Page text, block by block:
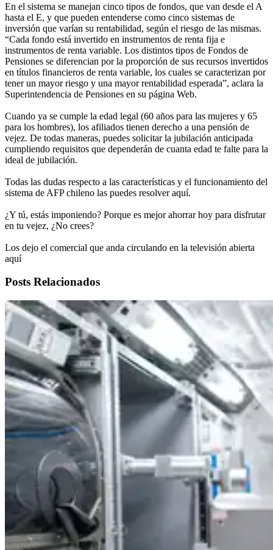
En el sistema se manejan cinco tipos de fondos, que van desde el A
hasta el E, y que pueden entenderse como cinco sistemas de
inversión que varían su rentabilidad, según el riesgo de las mismas.
“Cada fondo está invertido en instrumentos de renta fija e
instrumentos de renta variable. Los distintos tipos de Fondos de
Pensiones se diferencian por la proporción de sus recursos invertidos
en títulos financieros de renta variable, los cuales se caracterizan por
tener un mayor riesgo y una mayor rentabilidad esperada”, aclara la
Superintendencia de Pensiones en su página Web.
Cuando ya se cumple la edad legal (60 años para las mujeres y 65
para los hombres), los afiliados tienen derecho a una pensión de
vejez. De todas maneras, puedes solicitar la jubilación anticipada
cumpliendo requisitos que dependerán de cuanta edad te falte para la
ideal de jubilación.
Todas las dudas respecto a las características y el funcionamiento del
sistema de AFP chileno las puedes resolver aquí.
¿Y tú, estás imponiendo? Porque es mejor ahorrar hoy para disfrutar
en tu vejez, ¿No crees?
Los dejo el comercial que anda circulando en la televisión abierta
aquí
Posts Relacionados